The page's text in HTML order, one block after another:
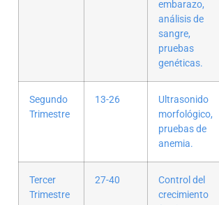
embarazo,
análisis de
sangre,
pruebas
genéticas.
Segundo
Trimestre
13-26
Ultrasonido
morfológico,
pruebas de
anemia.
Tercer
Trimestre
27-40
Control del
crecimiento